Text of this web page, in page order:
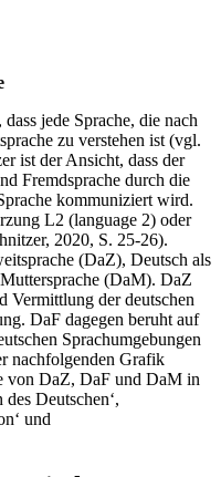
jede Sprache, die nach
zu verstehen ist (vgl.
ist der Ansicht, dass der
Fremdsprache durch die
kommuniziert wird.
L2 (language 2) oder
2020, S. 25-26).
(DaZ), Deutsch als
(DaM). DaZ
Vermittlung der deutschen
DaF dagegen beruht auf
Sprachumgebungen
nachfolgenden Grafik
von DaZ, DaF und DaM in
Deutschen‘,
und